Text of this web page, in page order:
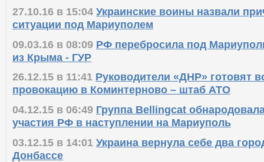
27.10.16 в 15:04 Украинские воины назвали
ситуации под Мариуполем
09.03.16 в 08:09 РФ перебросила под
из Крыма - ГУР
26.12.15 в 11:41 Руководители «ДНР» готовят
провокацию в Коминтерново – штаб АТО
04.12.15 в 06:49 Группа Bellingcat
участия РФ в наступлении на Мариуполь
03.12.15 в 14:01 Украина вернула себе два
Донбассе